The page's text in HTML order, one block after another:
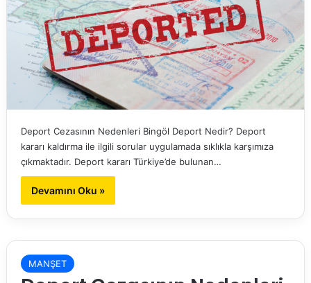
Deport Cezasının Nedenleri Bingöl Deport Nedir? Deport
kararı kaldırma ile ilgili sorular uygulamada sıklıkla karşımıza
çıkmaktadır. Deport kararı Türkiye’de bulunan…
Devamını Oku »
MANŞET